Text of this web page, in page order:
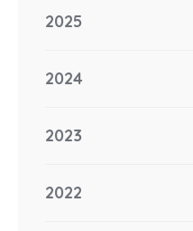
2025
2024
2023
2022